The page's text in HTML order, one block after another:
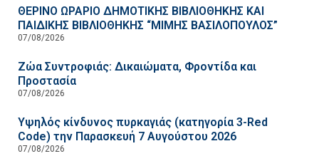
ΘΕΡΙΝΟ ΩΡΑΡΙΟ ΔΗΜΟΤΙΚΗΣ ΒΙΒΛΙΟΘΗΚΗΣ ΚΑΙ
ΠΑΙΔΙΚΗΣ ΒΙΒΛΙΟΘΗΚΗΣ “ΜΙΜΗΣ ΒΑΣΙΛΟΠΟΥΛΟΣ”
07/08/2026
Ζώα Συντροφιάς: Δικαιώματα, Φροντίδα και
Προστασία
07/08/2026
Υψηλός κίνδυνος πυρκαγιάς (κατηγορία 3-Red
Code) την Παρασκευή 7 Αυγούστου 2026
07/08/2026